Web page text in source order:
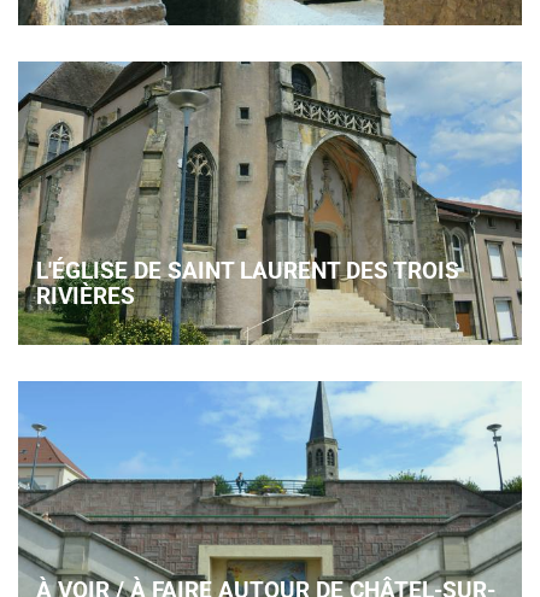
L'ÉGLISE DE SAINT LAURENT DES TROIS
RIVIÈRES
À VOIR / À FAIRE AUTOUR DE CHÂTEL-SUR-